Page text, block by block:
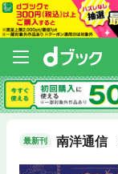
最新刊 南洋通信